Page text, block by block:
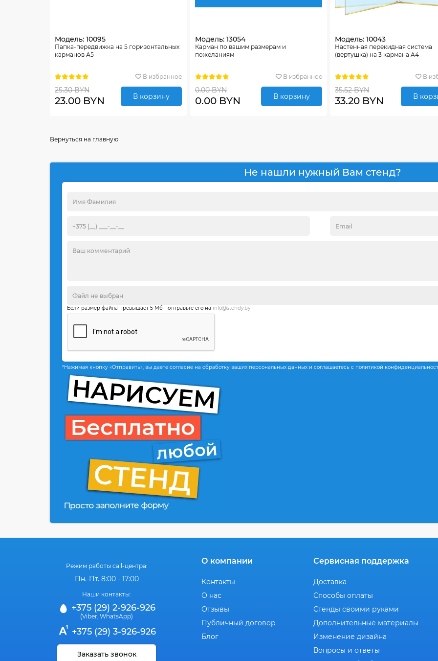
Модель: 10095
Папка-передвижка на 5 горизонтальных
карманов А5
В избранное
25.30 BYN
23.00 BYN В корзину
Модель: 13054
Карман по вашим размерам и
пожеланиям
В избранное
0.00 BYN
0.00 BYN В корзину
Модель: 10043
Настенная перекидная система
(вертушка) на 3 кармана А4
В
35.52 BYN
33.20 BYN В
Вернуться на главную
Не нашли нужный Вам стенд?
Если размер файла превышает 5 Мб - отправьте его на info@stendy.by
*Нажимая кнопку «Отправить», вы даете согласие на обработку ваших персональных данных и соглашаетесь с политикой
Режим работы call-центра:
Пн.-Пт. 8:00 - 17:00
Наши контакты:
+375 (29) 2-926-926
(Viber, WhatsApp)
+375 (29) 3-926-926
Заказать звонок
О компании
Контакты
О нас
Отзывы
Публичный договор
Блог
Сервисная поддержка
Доставка
Способы оплаты
Стенды своими руками
Дополнительные материалы
Изменение дизайна
Вопросы и ответы